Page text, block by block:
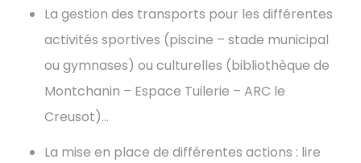
La gestion des transports pour les différentes
activités sportives (piscine – stade municipal
ou gymnases) ou culturelles (bibliothèque de
Montchanin – Espace Tuilerie – ARC le
Creusot)…
La mise en place de différentes actions : lire